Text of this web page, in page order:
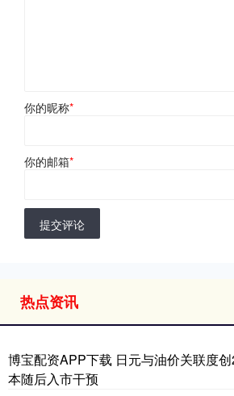
你的昵称*
你的邮箱*
提交评论
热点资讯
博宝配资APP下载 日元与油价关联度
本随后入市干预